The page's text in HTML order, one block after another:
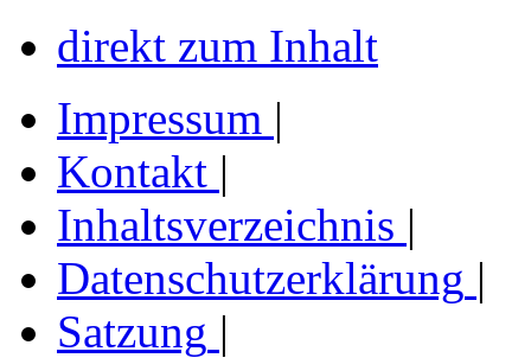
direkt zum Inhalt
Impressum |
Kontakt |
Inhaltsverzeichnis |
Datenschutzerklärung |
Satzung |